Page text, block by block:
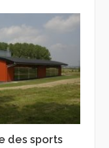
des sports